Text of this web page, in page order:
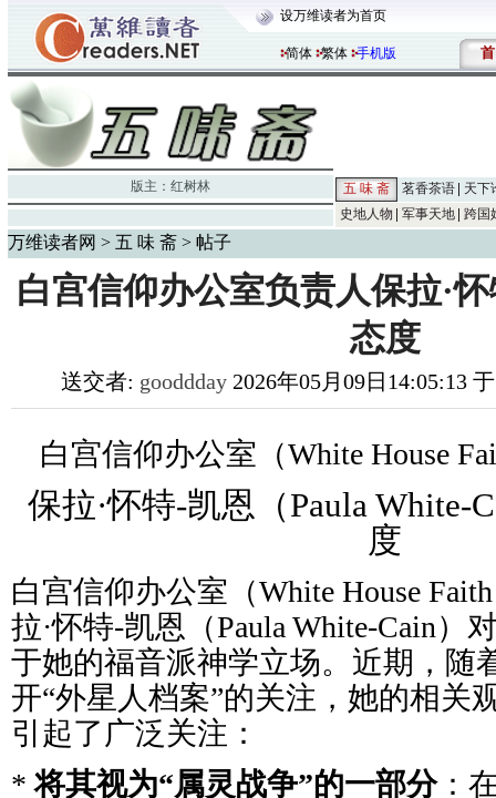
设万维读者为首页
简体 繁体 手机版 首
版主： 红树林 五 味 斋 茗香茶语
天下
史地人物
军事天地 跨国
万维读者网 > 五 味 斋 > 帖子
白宫信仰办公室负责人保拉·
态度
送交者: gooddday2026年05月09日14:05:13
白宫信仰办公室（White House
保拉·怀特-凯恩（Paula White-
度
白宫信仰办公室（White House
拉·怀特-凯恩（Paula White-Cain）
于她的福音派神学立场。近期，随
开“外星人档案”的关注，她的相关
引起了广泛关注：
*将其视为“属灵战争”的一部分：